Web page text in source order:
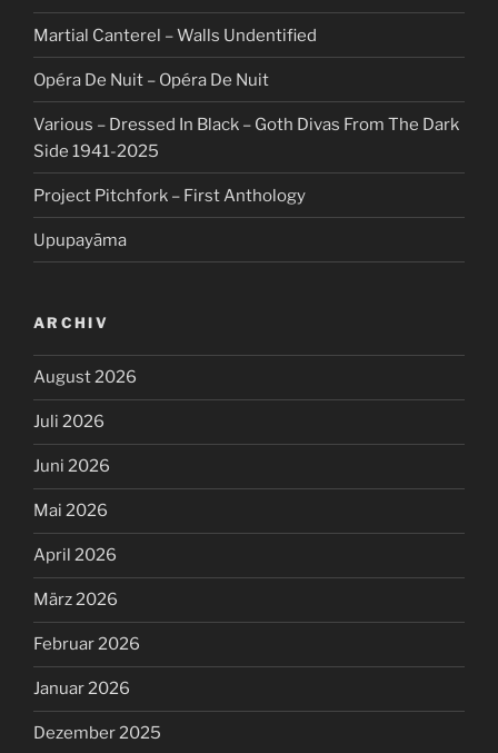
Martial Canterel – Walls Undentified
Opéra De Nuit – Opéra De Nuit
Various – Dressed In Black – Goth Divas From The Dark
Side 1941-2025
Project Pitchfork – First Anthology
Upupayāma
ARCHIV
August 2026
Juli 2026
Juni 2026
Mai 2026
April 2026
März 2026
Februar 2026
Januar 2026
Dezember 2025